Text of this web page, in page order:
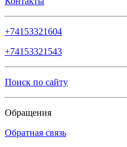
+74153321604
+74153321543
Поиск по сайту
Обращения
Обратная связь